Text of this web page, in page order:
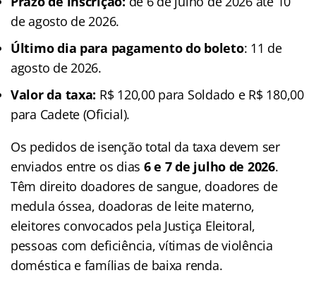
de agosto de 2026.
Último dia para pagamento do boleto: 11 de
agosto de 2026.
Valor da taxa: R$ 120,00 para Soldado e R$ 180,00
para Cadete (Oficial).
Os pedidos de isenção total da taxa devem ser
enviados entre os dias 6 e 7 de julho de 2026.
Têm direito doadores de sangue, doadores de
medula óssea, doadoras de leite materno,
eleitores convocados pela Justiça Eleitoral,
pessoas com deficiência, vítimas de violência
doméstica e famílias de baixa renda.